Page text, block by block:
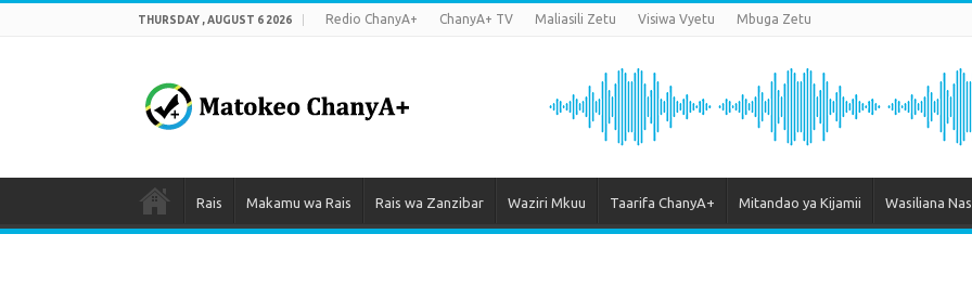
THURSDAY , AUGUST 6 2026 Redio ChanyA+ ChanyA+ TV Maliasili Zetu Visiwa Vyetu Mbuga Zetu
Rais Makamu wa Rais Rais wa Zanzibar Waziri Mkuu Taarifa ChanyA+ Mitandao ya Kijamii Wasiliana